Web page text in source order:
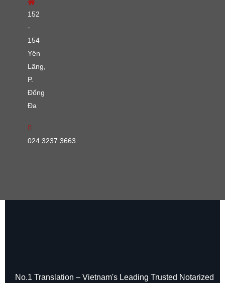
152
-
154
Yên
Lãng,
P.
Đống
Đa
024.3237.3663
No.1 Translation – Vietnam's Leading Trusted Notarized